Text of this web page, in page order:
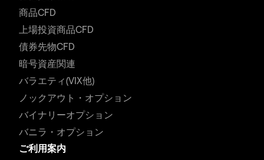
商品CFD
上場投資商品CFD
債券先物CFD
暗号資産関連
バラエティ(VIX他)
ノックアウト・オプション
バイナリーオプション
バニラ・オプション
ご利用案内